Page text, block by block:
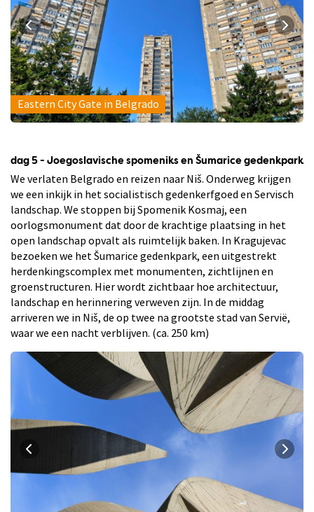
Eastern City Gate in Belgrado
dag 5 - Joegoslavische spomeniks en Šumarice gedenkpark
We verlaten Belgrado en reizen naar Niš. Onderweg krijgen
we een inkijk in het socialistisch gedenkerfgoed en Servisch
landschap. We stoppen bij Spomenik Kosmaj, een
oorlogsmonument dat door de krachtige plaatsing in het
open landschap opvalt als ruimtelijk baken. In Kragujevac
bezoeken we het Šumarice gedenkpark, een uitgestrekt
herdenkingscomplex met monumenten, zichtlijnen en
groenstructuren. Hier wordt zichtbaar hoe architectuur,
landschap en herinnering verweven zijn. In de middag
arriveren we in Niš, de op twee na grootste stad van Servië,
waar we een nacht verblijven. (ca. 250 km)